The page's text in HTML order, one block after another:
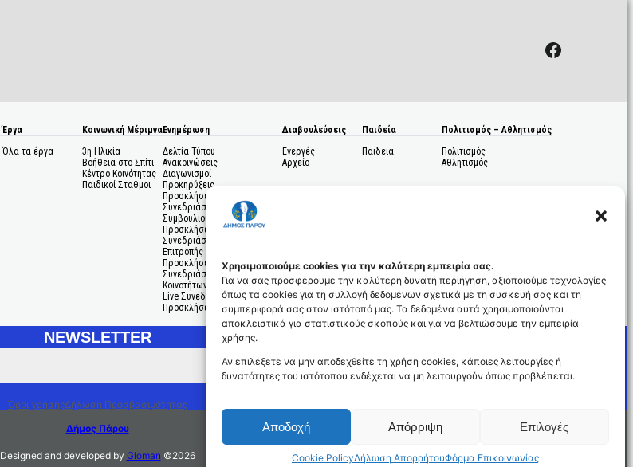
Χρησιμοποιούμε cookies για την καλύτερη εμπειρία σας.
Για να σας προσφέρουμε την καλύτερη δυνατή περιήγηση, αξιοποιούμε τεχνολογίες
όπως τα cookies για τη συλλογή δεδομένων σχετικά με τη συσκευή σας και τη
συμπεριφορά σας στον ιστότοπό μας. Τα δεδομένα αυτά χρησιμοποιούνται
αποκλειστικά για στατιστικούς σκοπούς και για να βελτιώσουμε την εμπειρία
χρήσης.
Αν επιλέξετε να μην αποδεχθείτε τη χρήση cookies, κάποιες λειτουργίες ή
δυνατότητες του ιστότοπου ενδέχεται να μη λειτουργούν όπως προβλέπεται.
Αποδοχή Απόρριψη Επιλογές
Cookie PolicyΔήλωση ΑπορρήτουΦόρμα Επικοινωνίας
Facebook
Έργα
Όλα τα έργα
Κοινωνική Μέριμνα
3η Ηλικία
Βοήθεια στο Σπίτι
Κέντρο Κοινότητας
Παιδικοί Σταθμοι
Ενημέρωση
Δελτία Τύπου
Ανακοινώσεις
Διαγωνισμοί
Προκηρύξεις
Προσκλήσεις σε
Συνεδριάσεις Δημοτικού
Συμβουλίου
Προσκλήσεις σε
Συνεδριάσεις Δημοτικής
Επιτροπής
Προσκλήσεις σε
Συνεδριάσεις Δημοτικών
Κοινοτήτων
Live Συνεδριάσεις
Προσκλήσεις Ενδιαφέροντος
Διαβουλεύσεις
Ενεργές
Αρχείο
Παιδεία
Παιδεία
Πολιτισμός – Αθλητισμός
Πολιτισμός
Αθλητισμός
NEWSLETTER
Όροι χρήσηςΔήλωση Προσβασιμότητας
Δήμος Πάρου
Designed and developed by Gloman ©2026